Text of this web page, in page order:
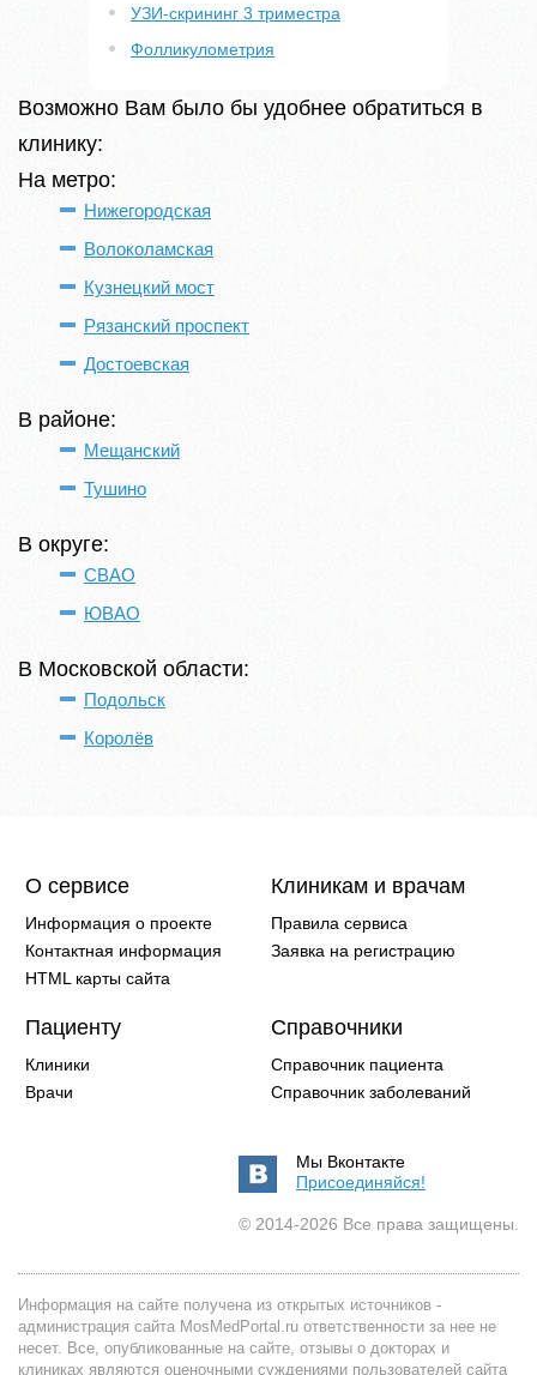
УЗИ-скрининг 3 триместра
Фолликулометрия
Возможно Вам было бы удобнее обратиться в
клинику:
На метро:
Нижегородская
Волоколамская
Кузнецкий мост
Рязанский проспект
Достоевская
В районе:
Мещанский
Тушино
В округе:
СВАО
ЮВАО
В Московской области:
Подольск
Королёв
О сервисе
Информация о проекте
Контактная информация
HTML карты сайта
Клиникам и врачам
Правила сервиса
Заявка на регистрацию
Пациенту
Клиники
Врачи
Справочники
Справочник пациента
Справочник заболеваний
Мы Вконтакте
Присоединяйся!
© 2014-2026 Все права защищены.
Информация на сайте получена из открытых источников -
администрация сайта MosMedPortal.ru ответственности за нее не
несет. Все, опубликованные на сайте, отзывы о докторах и
клиниках являются оценочными суждениями пользователей сайта